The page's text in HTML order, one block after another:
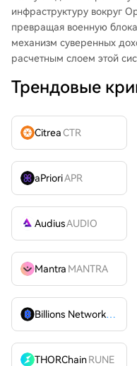
инфраструктуру вокруг
превращая военную
механизм суверенных
расчетным слоем этой
Трендовые
CitreaCTR
aPrioriAPR
AudiusAUDIO
Mantra MANTRA
Billions Network
BILL
THORChainRUNE